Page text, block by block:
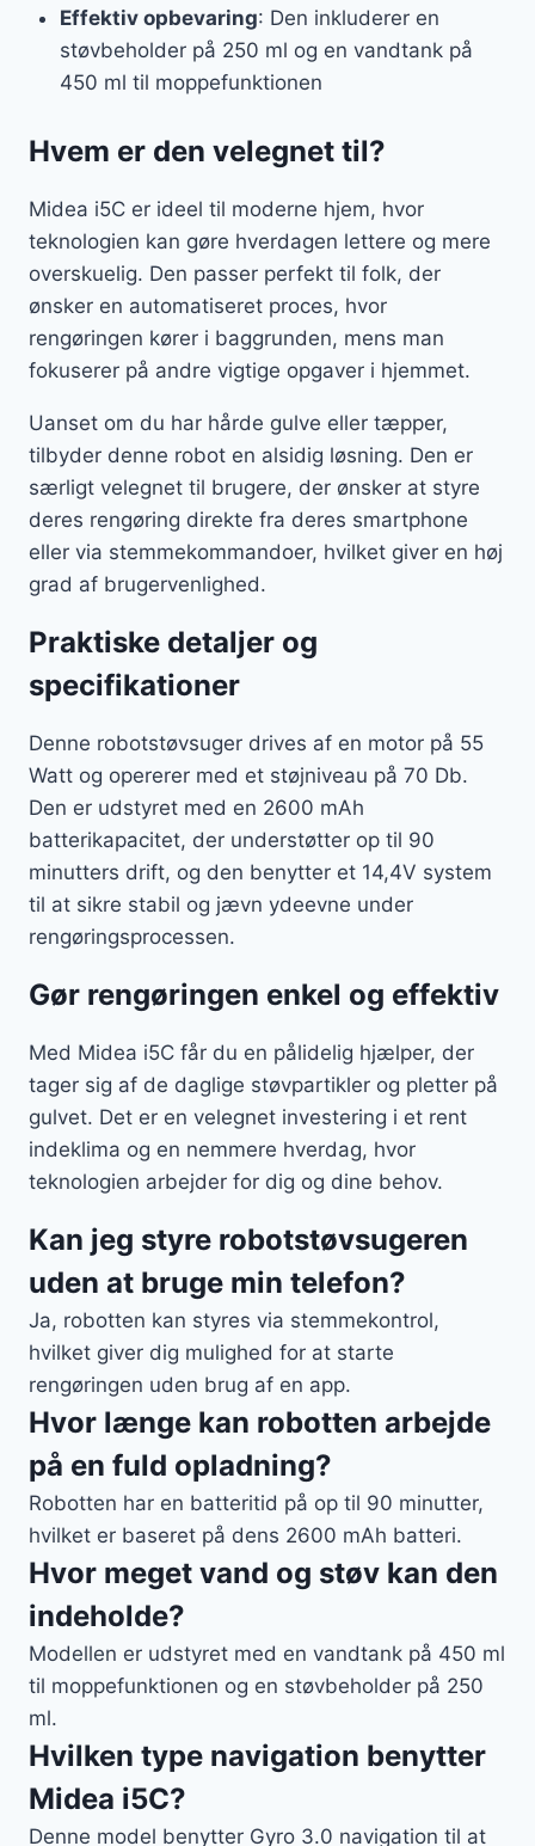
Effektiv opbevaring: Den inkluderer en
støvbeholder på 250 ml og en vandtank på
450 ml til moppefunktionen
Hvem er den velegnet til?
Midea i5C er ideel til moderne hjem, hvor
teknologien kan gøre hverdagen lettere og mere
overskuelig. Den passer perfekt til folk, der
ønsker en automatiseret proces, hvor
rengøringen kører i baggrunden, mens man
fokuserer på andre vigtige opgaver i hjemmet.
Uanset om du har hårde gulve eller tæpper,
tilbyder denne robot en alsidig løsning. Den er
særligt velegnet til brugere, der ønsker at styre
deres rengøring direkte fra deres smartphone
eller via stemmekommandoer, hvilket giver en høj
grad af brugervenlighed.
Praktiske detaljer og
specifikationer
Denne robotstøvsuger drives af en motor på 55
Watt og opererer med et støjniveau på 70 Db.
Den er udstyret med en 2600 mAh
batterikapacitet, der understøtter op til 90
minutters drift, og den benytter et 14,4V system
til at sikre stabil og jævn ydeevne under
rengøringsprocessen.
Gør rengøringen enkel og effektiv
Med Midea i5C får du en pålidelig hjælper, der
tager sig af de daglige støvpartikler og pletter på
gulvet. Det er en velegnet investering i et rent
indeklima og en nemmere hverdag, hvor
teknologien arbejder for dig og dine behov.
Kan jeg styre robotstøvsugeren
uden at bruge min telefon?
Ja, robotten kan styres via stemmekontrol,
hvilket giver dig mulighed for at starte
rengøringen uden brug af en app.
Hvor længe kan robotten arbejde
på en fuld opladning?
Robotten har en batteritid på op til 90 minutter,
hvilket er baseret på dens 2600 mAh batteri.
Hvor meget vand og støv kan den
indeholde?
Modellen er udstyret med en vandtank på 450 ml
til moppefunktionen og en støvbeholder på 250
ml.
Hvilken type navigation benytter
Midea i5C?
Denne model benytter Gyro 3.0 navigation til at